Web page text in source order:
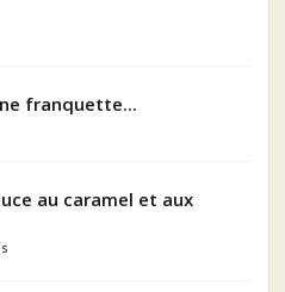
franquette...
au caramel et aux